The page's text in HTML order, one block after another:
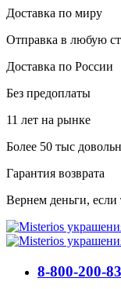
Доставка по миру
Отправка в любую
Доставка по России
Без предоплаты
11 лет на рынке
Более 50 тыс
Гарантия возврата
Вернем деньги,
8-800-200-